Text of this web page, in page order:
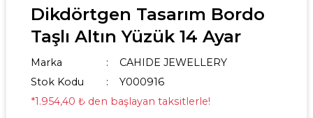
Dikdörtgen Tasarım Bordo
Taşlı Altın Yüzük 14 Ayar
Marka
CAHIDE JEWELLERY
Stok Kodu
Y000916
*1.954,40 ₺ den başlayan taksitlerle!